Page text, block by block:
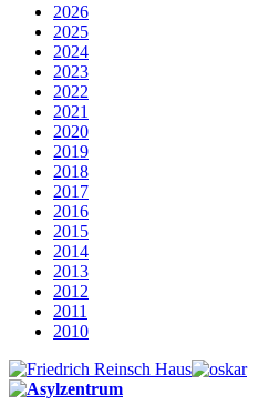
2026
2025
2024
2023
2022
2021
2020
2019
2018
2017
2016
2015
2014
2013
2012
2011
2010